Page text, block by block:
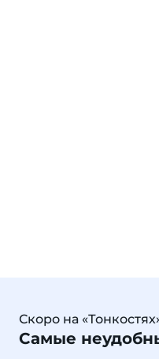
Скоро на
Самые